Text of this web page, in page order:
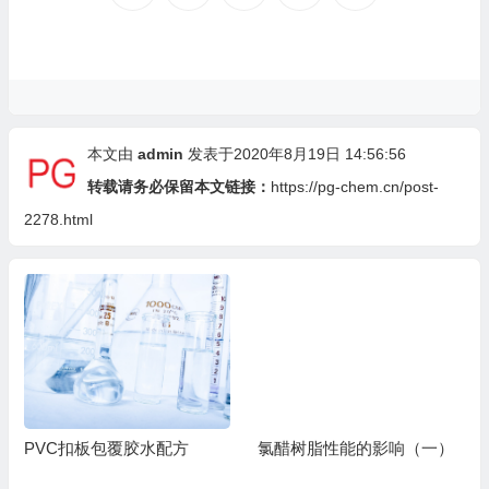
本文由 admin 发表于2020年8月19日 14:56:56
转载请务必保留本文链接： https://pg-chem.cn/post-
2278.html
PVC扣板包覆胶水配方 氯醋树脂性能的影响（一）